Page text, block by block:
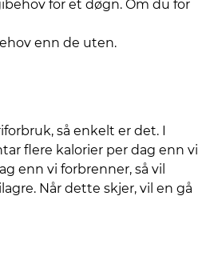
for et døgn. Om du for
enn de uten.
så enkelt er det. I
flere kalorier per dag enn vi
enn vi forbrenner, så vil
Når dette skjer, vil en gå